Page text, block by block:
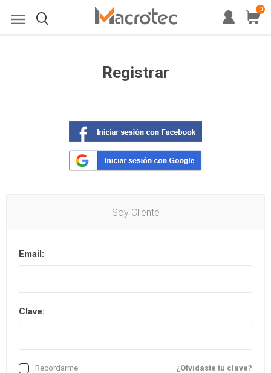
0
Registrar
Soy Cliente
Email:
Clave:
¿Olvidaste tu clave?
Recordarme